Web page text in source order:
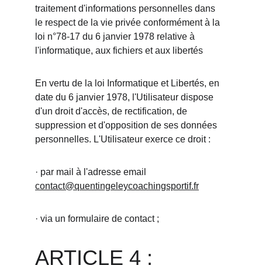
traitement d'informations personnelles dans
le respect de la vie privée conformément à la
loi n°78-17 du 6 janvier 1978 relative à
l'informatique, aux fichiers et aux libertés
En vertu de la loi Informatique et Libertés, en
date du 6 janvier 1978, l'Utilisateur dispose
d'un droit d'accès, de rectification, de
suppression et d'opposition de ses données
personnelles. L'Utilisateur exerce ce droit :
· par mail à l'adresse email
contact@quentingeleycoachingsportif.fr
· via un formulaire de contact ;
ARTICLE 4 :